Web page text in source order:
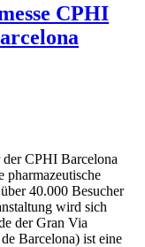
CPHI
CPHI Barcelona
pharmazeutische
40.000 Besucher
wird sich
der Gran Via
Barcelona) ist eine